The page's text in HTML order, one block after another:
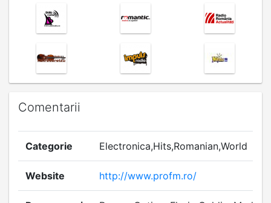
Comentarii
Categorie Electronica,Hits,Romanian,World
Website http://www.profm.ro/